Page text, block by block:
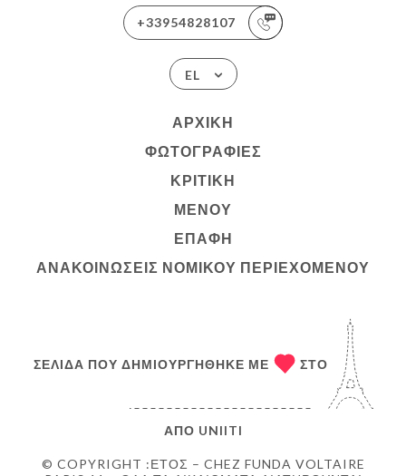
+33954828107
EL
ΑΡΧΙΚΉ
ΦΩΤΟΓΡΑΦΊΕΣ
ΚΡΙΤΙΚΉ
ΜΕΝΟΎ
ΕΠΑΦΉ
ΑΝΑΚΟΙΝΏΣΕΙΣ ΝΟΜΙΚΟΎ ΠΕΡΙΕΧΟΜΈΝΟΥ
© COPYRIGHT :ΈΤΟΣ – CHEZ FUNDA VOLTAIRE
ΣΕΛΊΔΑ ΠΟΥ ΔΗΜΙΟΥΡΓΉΘΗΚΕ ΜΕ ΣΤΟ
ΑΠΌ UNIITI